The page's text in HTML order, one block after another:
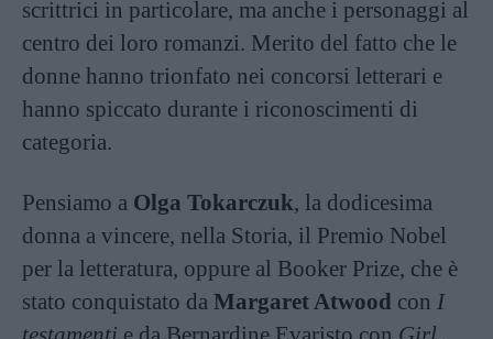
scrittrici in particolare, ma anche i personaggi al
centro dei loro romanzi. Merito del fatto che le
donne hanno trionfato nei concorsi letterari e
hanno spiccato durante i riconoscimenti di
categoria.
Pensiamo a Olga Tokarczuk, la dodicesima
donna a vincere, nella Storia, il Premio Nobel
per la letteratura, oppure al Booker Prize, che è
stato conquistato da Margaret Atwood con I